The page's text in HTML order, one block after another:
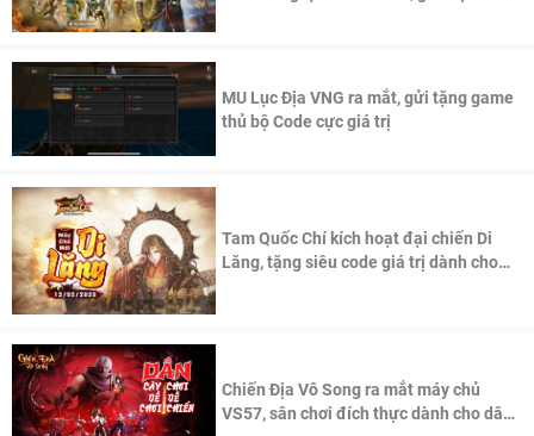
MU Lục Địa VNG ra mắt, gửi tặng game
thủ bộ Code cực giá trị
Tam Quốc Chí kích hoạt đại chiến Di
Lăng, tặng siêu code giá trị dành cho
Chiến Địa Vô Song ra mắt máy chủ
VS57, sân chơi đích thực dành cho dân